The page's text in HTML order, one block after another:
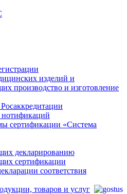
изделий и
производство и изготовление
нотификаций
сертификации «Система
декларированию
сертификации
соответствия
товаров и услуг